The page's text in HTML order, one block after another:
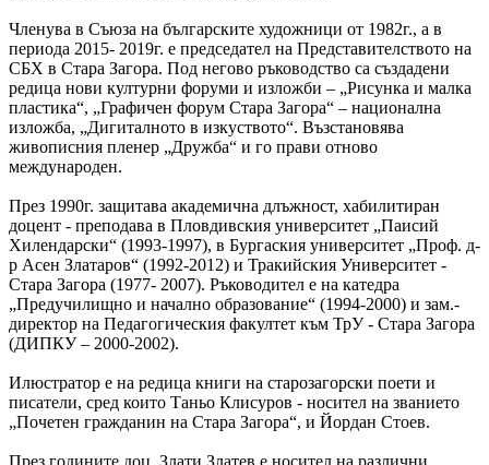
Членува в Съюза на българските художници от 1982г., а в
периода 2015- 2019г. е председател на Представителството на
СБХ в Стара Загора. Под негово ръководство са създадени
редица нови културни форуми и изложби – „Рисунка и малка
пластика“, „Графичен форум Стара Загора“ – национална
изложба, „Дигиталното в изкуството“. Възстановява
живописния пленер „Дружба“ и го прави отново
международен.
През 1990г. защитава академична длъжност, хабилитиран
доцент - преподава в Пловдивския университет „Паисий
Хилендарски“ (1993-1997), в Бургаския университет „Проф. д-
р Асен Златаров“ (1992-2012) и Тракийския Университет -
Стара Загора (1977- 2007). Ръководител е на катедра
„Предучилищно и начално образование“ (1994-2000) и зам.-
директор на Педагогическия факултет към ТрУ - Стара Загора
(ДИПКУ – 2000-2002).
Илюстратор е на редица книги на старозагорски поети и
писатели, сред които Таньо Клисуров - носител на званието
„Почетен гражданин на Стара Загора“, и Йордан Стоев.
През годините доц. Злати Златев е носител на различни